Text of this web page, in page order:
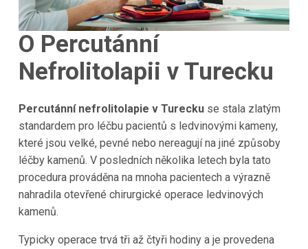
O Percutánní
Nefrolitolapii v Turecku
Percutánní nefrolitolapie v Tureckuse stala zlatým
standardem pro léčbu pacientů s ledvinovými kameny,
které jsou velké, pevné nebo nereagují na jiné způsoby
léčby kamenů. V posledních několika letech byla tato
procedura prováděna na mnoha pacientech a výrazně
nahradila otevřené chirurgické operace ledvinových
kamenů.
Typicky operace trvá tři až čtyři hodiny a je provedena